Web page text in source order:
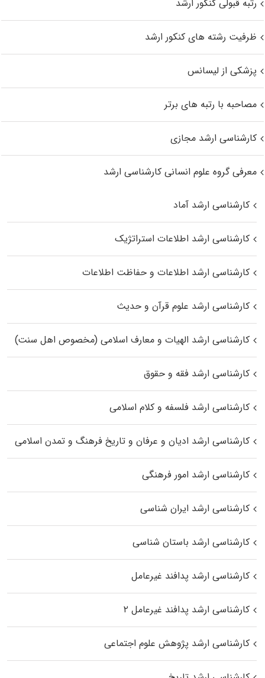
رتبه قبولی کنکور ارشد
ظرفیت رشته های کنکور ارشد
پزشکی از لیسانس
مصاحبه با رتبه های برتر
کارشناسی ارشد مجازی
معرفی گروه علوم انسانی کارشناسی ارشد
کارشناسی ارشد آماد
کارشناسی ارشد اطلاعات استراتژیک
کارشناسی ارشد اطلاعات و حفاظت اطلاعات
کارشناسی ارشد علوم قرآن و حدیث
کارشناسی ارشد الهیات و معارف اسلامی (مخصوص اهل سنت)
کارشناسی ارشد فقه و حقوق
کارشناسی ارشد فلسفه و کلام اسلامی
کارشناسی ارشد ادیان و عرفان و تاریخ فرهنگ و تمدن اسلامی
کارشناسی ارشد امور فرهنگی
کارشناسی ارشد ایران شناسی
کارشناسی ارشد باستان شناسی
کارشناسی ارشد پدافند غیرعامل
کارشناسی ارشد پدافند غیرعامل ۲
کارشناسی ارشد پژوهش علوم اجتماعی